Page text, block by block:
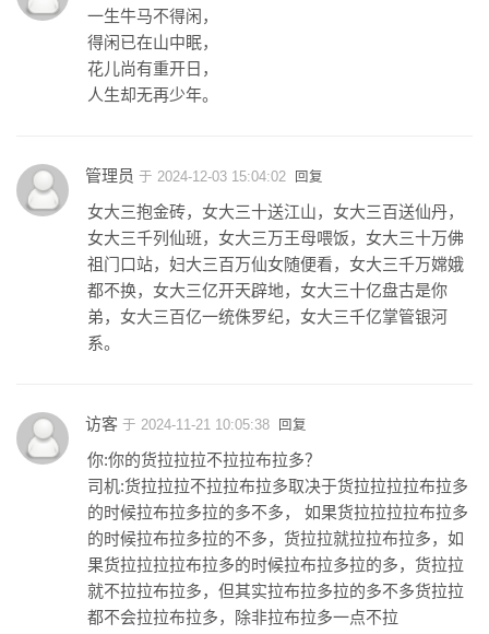
一生牛马不得闲，
得闲已在山中眠，
花儿尚有重开日，
人生却无再少年。
管理员 于 2024-12-03 15:04:02 回复
女大三抱金砖，女大三十送江山，女大三百送仙丹，
女大三千列仙班，女大三万王母喂饭，女大三十万佛
祖门口站，妇大三百万仙女随便看，女大三千万嫦娥
都不换，女大三亿开天辟地，女大三十亿盘古是你
弟，女大三百亿一统侏罗纪，女大三千亿掌管银河
系。
访客 于 2024-11-21 10:05:38 回复
你:你的货拉拉拉不拉拉布拉多？
司机:货拉拉拉不拉拉布拉多取决于货拉拉拉拉布拉多
的时候拉布拉多拉的多不多， 如果货拉拉拉拉布拉多
的时候拉布拉多拉的不多，货拉拉就拉拉布拉多，如
果货拉拉拉拉布拉多的时候拉布拉多拉的多，货拉拉
就不拉拉布拉多，但其实拉布拉多拉的多不多货拉拉
都不会拉拉布拉多，除非拉布拉多一点不拉